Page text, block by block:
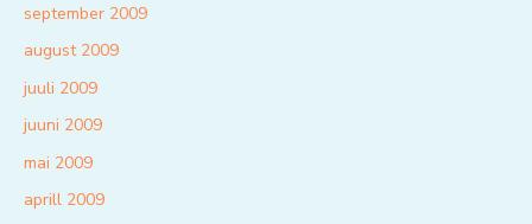
september 2009
august 2009
juuli 2009
juuni 2009
mai 2009
aprill 2009